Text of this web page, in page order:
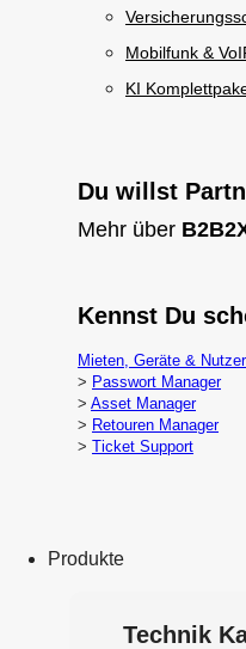
Mobilfunk &
KI
Du willst
Mehr über
Kennst Du
Mieten, Geräte &
> Passwort Manager
> Asset Manager
> Retouren Manager
> Ticket Support
Produkte
Technik